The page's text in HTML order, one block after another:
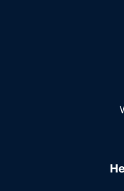
Pozostałe
biznesowe,
liczbę sal